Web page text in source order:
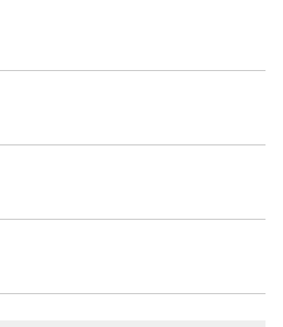
toistaiseksi käyttökiellossa
korjauksia. Käyttökiellon